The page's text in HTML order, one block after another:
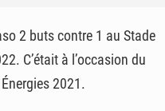
2 buts contre 1 au Stade
C’était à l’occasion du
2021.